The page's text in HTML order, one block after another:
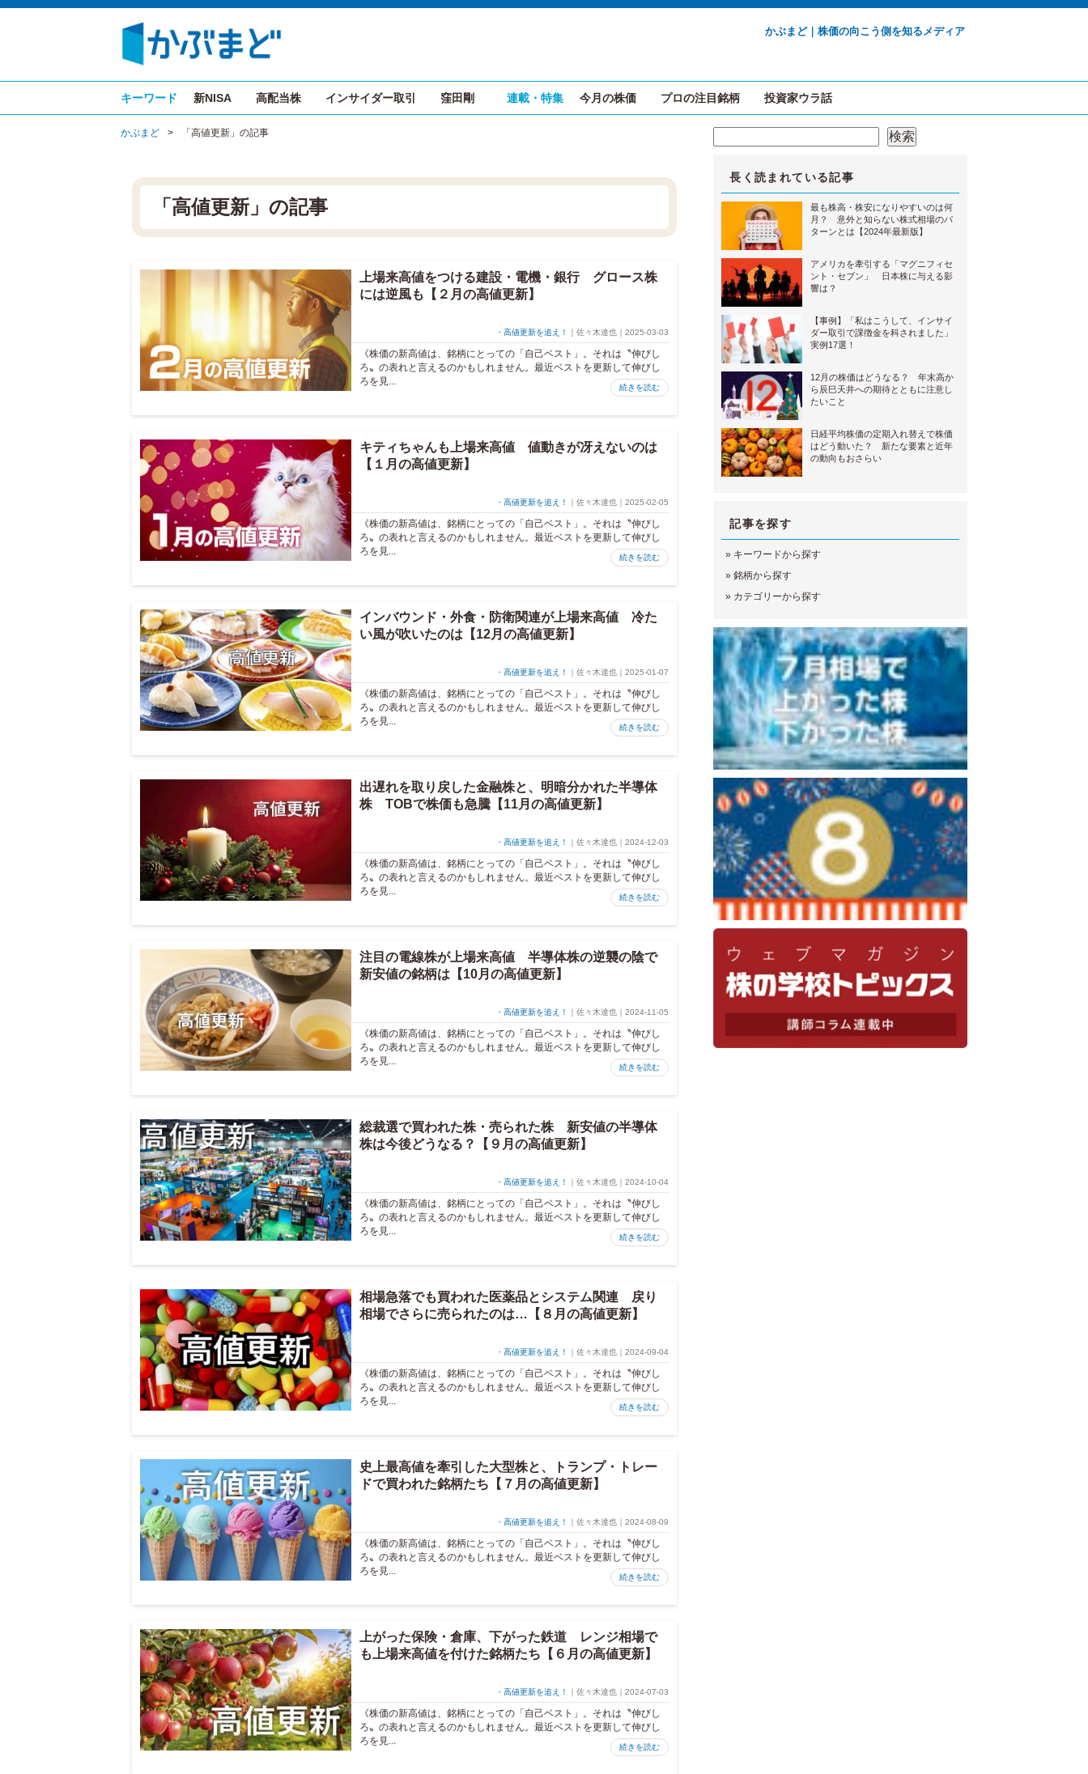
かぶまど｜株価の向こう側を知るメディア
キーワード 新NISA 高配当株 インサイダー取引 窪田剛 連載・特集 今月の株価 プロの注目銘柄 投資家ウラ話
かぶまど > 「高値更新」の記事
「高値更新」の記事
上場来高値をつける建設・電機・銀行 グロース株
には逆風も【２月の高値更新】
・高値更新を追え！ ｜佐々木達也｜2025-03-03
《株価の新高値は、銘柄にとっての「自己ベスト」。それは〝伸びし
ろ〟の表れと言えるのかもしれません。最近ベストを更新して伸びし
ろを見...
続きを読む
キティちゃんも上場来高値 値動きが冴えないのは
【１月の高値更新】
・高値更新を追え！ ｜佐々木達也｜2025-02-05
《株価の新高値は、銘柄にとっての「自己ベスト」。それは〝伸びし
ろ〟の表れと言えるのかもしれません。最近ベストを更新して伸びし
ろを見...
続きを読む
インバウンド・外食・防衛関連が上場来高値 冷た
い風が吹いたのは【12月の高値更新】
・高値更新を追え！ ｜佐々木達也｜2025-01-07
《株価の新高値は、銘柄にとっての「自己ベスト」。それは〝伸びし
ろ〟の表れと言えるのかもしれません。最近ベストを更新して伸びし
ろを見...
続きを読む
出遅れを取り戻した金融株と、明暗分かれた半導体
株 TOBで株価も急騰【11月の高値更新】
・高値更新を追え！ ｜佐々木達也｜2024-12-03
《株価の新高値は、銘柄にとっての「自己ベスト」。それは〝伸びし
ろ〟の表れと言えるのかもしれません。最近ベストを更新して伸びし
ろを見...
続きを読む
注目の電線株が上場来高値 半導体株の逆襲の陰で
新安値の銘柄は【10月の高値更新】
・高値更新を追え！ ｜佐々木達也｜2024-11-05
《株価の新高値は、銘柄にとっての「自己ベスト」。それは〝伸びし
ろ〟の表れと言えるのかもしれません。最近ベストを更新して伸びし
ろを見...
続きを読む
総裁選で買われた株・売られた株 新安値の半導体
株は今後どうなる？【９月の高値更新】
・高値更新を追え！ ｜佐々木達也｜2024-10-04
《株価の新高値は、銘柄にとっての「自己ベスト」。それは〝伸びし
ろ〟の表れと言えるのかもしれません。最近ベストを更新して伸びし
ろを見...
続きを読む
相場急落でも買われた医薬品とシステム関連 戻り
相場でさらに売られたのは…【８月の高値更新】
・高値更新を追え！ ｜佐々木達也｜2024-09-04
《株価の新高値は、銘柄にとっての「自己ベスト」。それは〝伸びし
ろ〟の表れと言えるのかもしれません。最近ベストを更新して伸びし
ろを見...
続きを読む
史上最高値を牽引した大型株と、トランプ・トレー
ドで買われた銘柄たち【７月の高値更新】
・高値更新を追え！ ｜佐々木達也｜2024-08-09
《株価の新高値は、銘柄にとっての「自己ベスト」。それは〝伸びし
ろ〟の表れと言えるのかもしれません。最近ベストを更新して伸びし
ろを見...
続きを読む
上がった保険・倉庫、下がった鉄道 レンジ相場で
も上場来高値を付けた銘柄たち【６月の高値更新】
・高値更新を追え！ ｜佐々木達也｜2024-07-03
《株価の新高値は、銘柄にとっての「自己ベスト」。それは〝伸びし
ろ〟の表れと言えるのかもしれません。最近ベストを更新して伸びし
ろを見...
続きを読む
検索
長く読まれている記事
最も株高・株安になりやすいのは何
月？ 意外と知らない株式相場のパ
ターンとは【2024年最新版】
アメリカを牽引する「マグニフィセ
ント・セブン」 日本株に与える影
響は？
【事例】「私はこうして、インサイ
ダー取引で課徴金を科されました」
実例17選！
12月の株価はどうなる？ 年末高か
ら辰巳天井への期待とともに注意し
たいこと
日経平均株価の定期入れ替えで株価
はどう動いた？ 新たな要素と近年
の動向もおさらい
記事を探す
» キーワードから探す
»銘柄から探す
» カテゴリーから探す